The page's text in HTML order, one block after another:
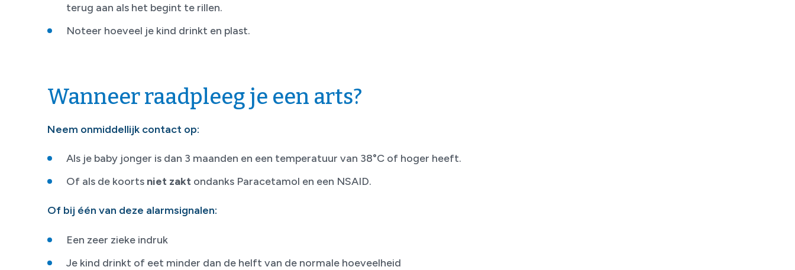
terug aan als het begint te rillen.
Noteer hoeveel je kind drinkt en plast.
Wanneer raadpleeg je een arts?
Neem onmiddellijk contact op:
Als je baby jonger is dan 3 maanden en een temperatuur van 38°C of hoger heeft.
Of als de koorts niet zakt ondanks Paracetamol en een NSAID.
Of bij één van deze alarmsignalen:
Een zeer zieke indruk
Je kind drinkt of eet minder dan de helft van de normale hoeveelheid